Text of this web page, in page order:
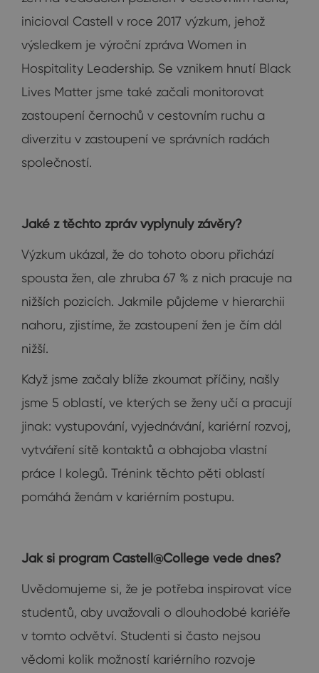
inicioval Castell v roce 2017 výzkum, jehož
výsledkem je výroční zpráva Women in
Hospitality Leadership. Se vznikem hnutí Black
Lives Matter jsme také začali monitorovat
zastoupení černochů v cestovním ruchu a
diverzitu v zastoupení ve správních radách
společností.
Jaké z těchto zpráv vyplynuly závěry?
Výzkum ukázal, že do tohoto oboru přichází
spousta žen, ale zhruba 67 % z nich pracuje na
nižších pozicích. Jakmile půjdeme v hierarchii
nahoru, zjistíme, že zastoupení žen je čím dál
nižší.
Když jsme začaly blíže zkoumat příčiny, našly
jsme 5 oblastí, ve kterých se ženy učí a pracují
jinak: vystupování, vyjednávání, kariérní rozvoj,
vytváření sítě kontaktů a obhajoba vlastní
práce I kolegů. Trénink těchto pěti oblastí
pomáhá ženám v kariérním postupu.
Jak si program Castell@College vede dnes?
Uvědomujeme si, že je potřeba inspirovat více
studentů, aby uvažovali o dlouhodobé kariéře
v tomto odvětví. Studenti si často nejsou
vědomi kolik možností kariérního rozvoje